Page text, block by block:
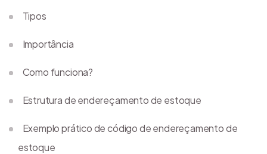
Tipos
Importância
Como funciona?
Estrutura de endereçamento de estoque
Exemplo prático de código de endereçamento de
estoque